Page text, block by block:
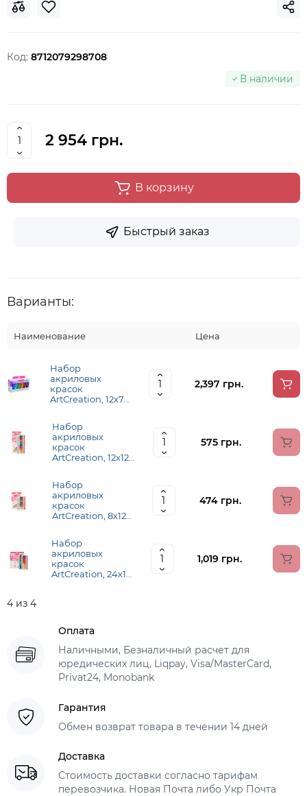
Код: 8712079298708
В наличии
2 954 грн.
В корзину
Быстрый заказ
Варианты:
Наименование Цена
Набор
акриловых
красок
ArtCreation, 12х75
2,397 грн.
Набор
акриловых
красок
ArtCreation, 12х12
575 грн.
Набор
акриловых
красок
ArtCreation, 8х12
474 грн.
Набор
акриловых
красок
ArtCreation, 24х12
1,019 грн.
4 из 4
Оплата
Наличными, Безналичный расчет для
юредических лиц, Liqpay, Visa/MasterCard,
Privat24, Monobank
Гарантия
Обмен возврат товара в течении 14 дней
Доставка
Стоимость доставки согласно тарифам
перевозчика. Новая Почта либо Укр Почта